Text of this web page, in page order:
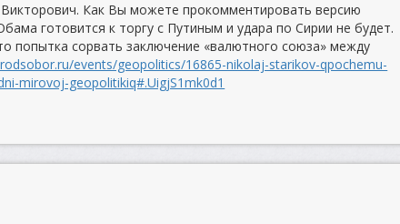
Как Вы можете прокомментировать версию
готовится к торгу с Путиным и удара по Сирии не будет.
попытка сорвать заключение «валютного союза» между
events/geopolitics/16865-nikolaj-starikov-qpochemu-
mirovoj-geopolitikiq#.UigjS1mk0d1